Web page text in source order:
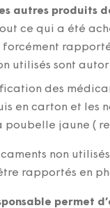
autres produits
ce qui a été
utilisés sont
des
en carton et les
poubelle jaune (
non
rapportés en
permet